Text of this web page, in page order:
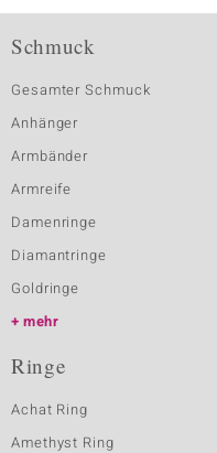
Schmuck
Gesamter Schmuck
Anhänger
Armbänder
Armreife
Damenringe
Diamantringe
Goldringe
mehr
Ringe
Achat Ring
Amethyst Ring